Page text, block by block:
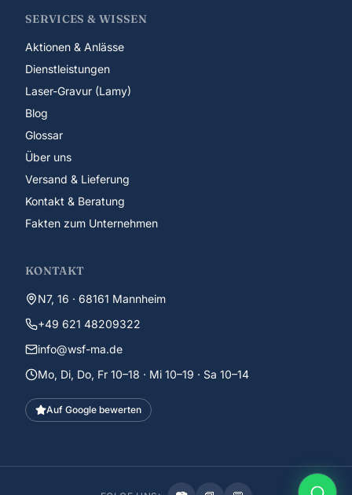
SERVICES & WISSEN
Aktionen & Anlässe
Dienstleistungen
Laser-Gravur (Lamy)
Blog
Glossar
Über uns
Versand & Lieferung
Kontakt & Beratung
Fakten zum Unternehmen
KONTAKT
N7, 16 · 68161 Mannheim
+49 621 48209322
info@wsf-ma.de
Mo, Di, Do, Fr 10–18 · Mi 10–19 · Sa 10–14
Auf Google bewerten